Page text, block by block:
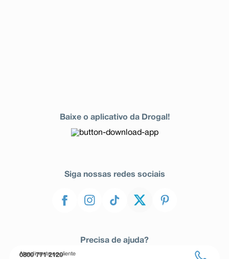
Baixe o aplicativo da Drogal!
Siga nossas redes sociais
Precisa de ajuda?
Atendimento ao cliente
0800 771 2120